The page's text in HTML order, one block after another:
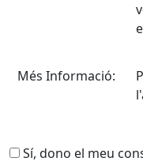
Més Informació:
Sí, dono el meu